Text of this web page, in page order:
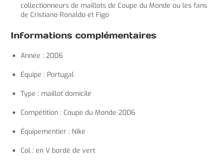
collectionneurs de maillots de Coupe du Monde ou les fans
de Cristiano Ronaldo et Figo
Informations complémentaires
Année : 2006
Équipe : Portugal
Type : maillot domicile
Compétition : Coupe du Monde 2006
Équipementier : Nike
Col : en V bordé de vert